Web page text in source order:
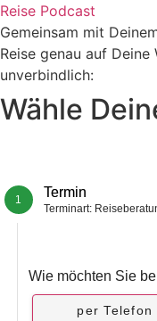
Reise Podcast
Gemeinsam mit
Reise genau auf
unverbindlich:
Wähle
1 Termin
Terminart:
Wie möchten Sie
per Telefon